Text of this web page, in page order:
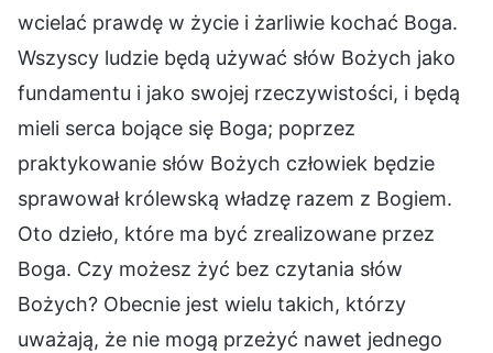
wcielać prawdę w życie i żarliwie kochać Boga.
Wszyscy ludzie będą używać słów Bożych jako
fundamentu i jako swojej rzeczywistości, i będą
mieli serca bojące się Boga; poprzez
praktykowanie słów Bożych człowiek będzie
sprawował królewską władzę razem z Bogiem.
Oto dzieło, które ma być zrealizowane przez
Boga. Czy możesz żyć bez czytania słów
Bożych? Obecnie jest wielu takich, którzy
uważają, że nie mogą przeżyć nawet jednego